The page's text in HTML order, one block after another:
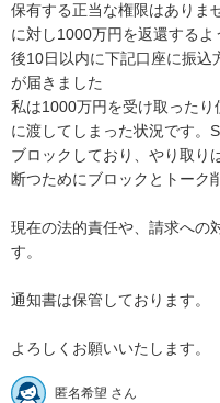
保有する正当な権限はありま
に対し1000万円を返還する
後10日以内に下記口座に振込
が届きました
私は1000万円を受け取った
に渡してしまった状況です。
ブロックしており、やり取り
断つためにブロックとトーク
現在の法的責任や、請求への
す。
通知書は保管しております。
よろしくお願いいたします。
匿名希望 さん